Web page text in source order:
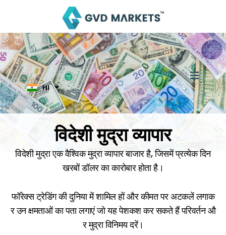
Menu
HI
AR
TH
ID
MS
JA
KO
TL
विदेशी मुद्रा व्यापार
विदेशी मुद्रा एक वैश्विक मुद्रा व्यापार बाजार है, जिसमें प्रत्येक दिन
खरबों डॉलर का कारोबार होता है।
फॉरेक्स ट्रेडिंग की दुनिया में शामिल हों और कीमत पर अटकलें लगाक
र उन क्षमताओं का पता लगाएं जो यह पेशकश कर सकते हैं परिवर्तन औ
र मुद्रा विनिमय दरें।